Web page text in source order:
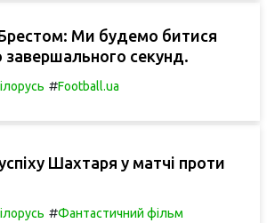
Брестом: Ми будемо битися
секунд.
#Football.ua
Шахтаря у матчі проти
#Фантастичний фільм